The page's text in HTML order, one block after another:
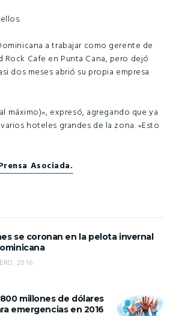
a trabajar como gerente de
Rock Cafe en Punta Cana, pero dejó
dos meses abrió su propia empresa
máximo)», expresó, agregando que ya
hoteles grandes de la zona. «Esto
Asociada.
se coronan en la pelota invernal
2016
millones de dólares
emergencias en 2016